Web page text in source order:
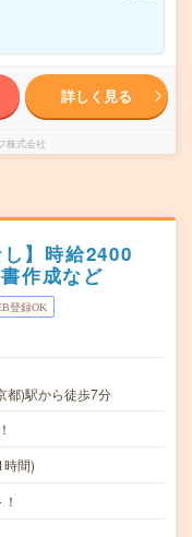
詳しく見る
株式会社
し】時給2400
作成など
登録OK
都)駅から徒歩7分
間)